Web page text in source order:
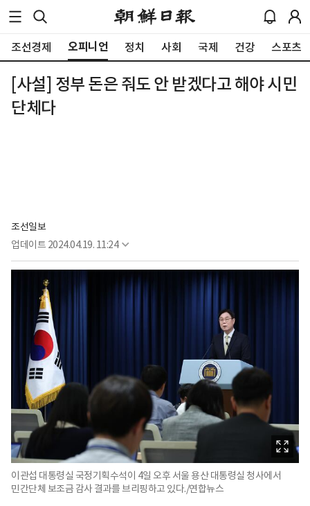
조선경제 오피니언 정치 사회 국제 건강 스포츠
[사설] 정부 돈은 줘도 안 받겠다고 해야 시민
단체다
조선일보
업데이트 2024.04.19. 11:24
이관섭 대통령실 국정기획수석이 4일 오후 서울 용산 대통령실 청사에서
민간단체 보조금 감사 결과를 브리핑하고 있다./연합뉴스